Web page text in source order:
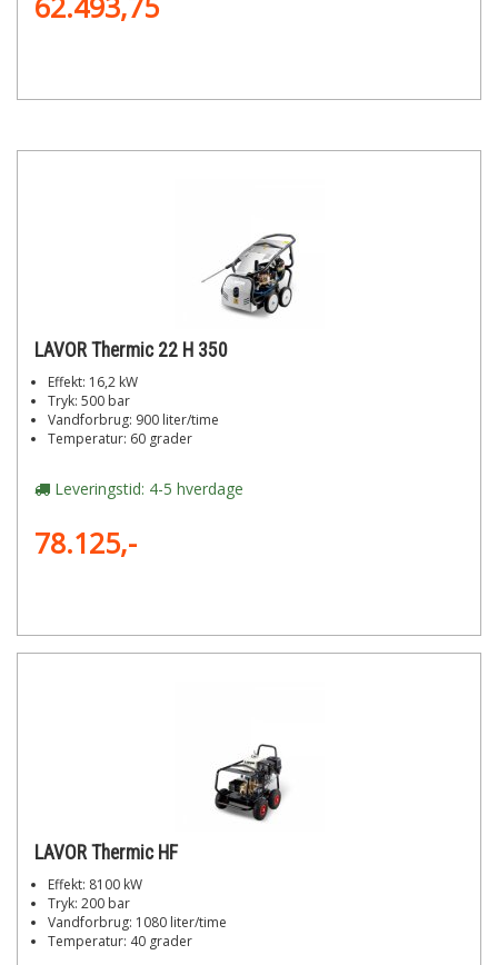
LAVOR Thermic 22 H 350
Effekt: 16,2 kW
Tryk: 500 bar
Vandforbrug: 900 liter/time
Temperatur: 60 grader
Leveringstid: 4-5 hverdage
78.125,-
LAVOR Thermic HF
Effekt: 8100 kW
Tryk: 200 bar
Vandforbrug: 1080 liter/time
Temperatur: 40 grader